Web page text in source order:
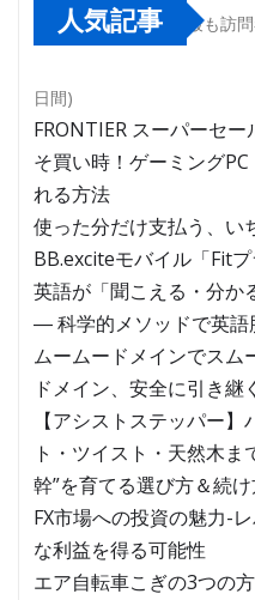
人気記事 最も訪
日間)
FRONTIER スーパーセ
そ買い時！ゲーミング
れる方法
使った分だけ支払う、い
BB.exciteモバイル「Fit
英語が「聞こえる・分か
― 科学的メソッドで英語
ムームードメインでスム
ドメイン、安全に引き継
【アシストステッパー
ト・ツイスト・天然木
幹”を育てる選び方＆続
FX市場への投資の魅力-
な利益を得る可能性
エア自転車こぎの3つの